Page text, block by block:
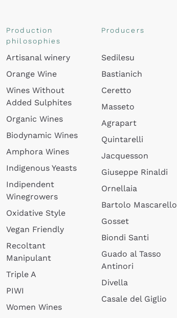
Production
philosophies
Artisanal winery
Orange Wine
Wines Without
Added Sulphites
Organic Wines
Biodynamic Wines
Amphora Wines
Indigenous Yeasts
Indipendent
Winegrowers
Oxidative Style
Vegan Friendly
Recoltant
Manipulant
Triple A
PIWI
Women Wines
Producers
Sedilesu
Bastianich
Ceretto
Masseto
Agrapart
Quintarelli
Jacquesson
Giuseppe Rinaldi
Ornellaia
Bartolo Mascarello
Gosset
Biondi Santi
Guado al Tasso
Antinori
Divella
Casale del Giglio